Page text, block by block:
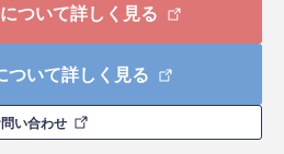
ついて詳しく見る
ついて詳しく見る
い合わせ